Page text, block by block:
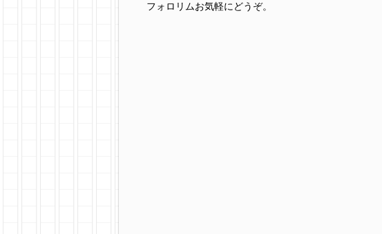
フォロリムお気軽にどうぞ。